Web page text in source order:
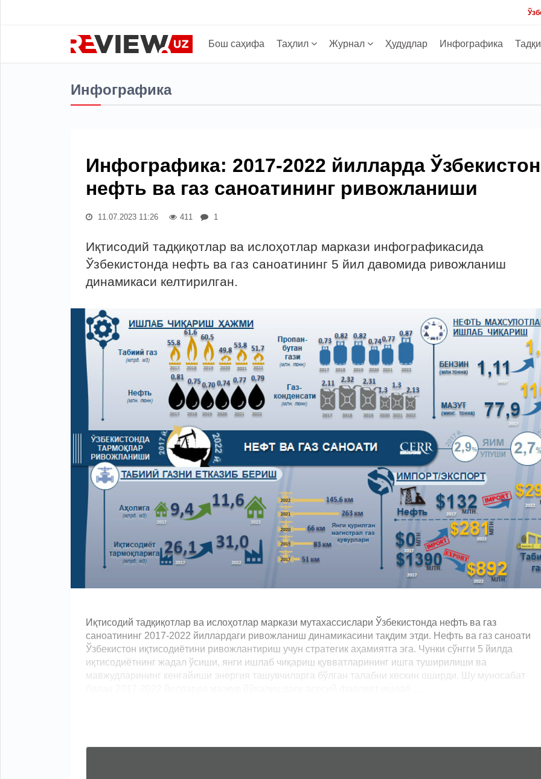
Бош саҳифа Таҳлил Журнал Ҳудудлар Инфографика
Инфографика
Инфографика: 2017-2022 йилларда Ўзбекистон
нефть ва газ саноатининг ривожланиши
11.07.2023 11:26 411 1
Иқтисодий тадқиқотлар ва ислоҳотлар маркази инфографикасида
Ўзбекистонда нефть ва газ саноатининг 5 йил давомида ривожланиш
динамикаси келтирилган.
Иқтисодий тадқиқотлар ва ислоҳотлар маркази мутахассислари Ўзбекистонда нефть ва газ
саноатининг 2017-2022 йиллардаги ривожланиш динамикасини тақдим этди. Нефть ва газ саноати
Ўзбекистон иқтисодиётини ривожлантириш учун стратегик аҳамиятга эга. Чунки сўнгги 5 йилда
иқтисодиётнинг жадал ўсиши, янги ишлаб чиқариш қувватларининг ишга туширилиши ва
мавжудларининг кенгайиши энергия ташувчиларга бўлган талабни кескин оширди. Шу муносабат